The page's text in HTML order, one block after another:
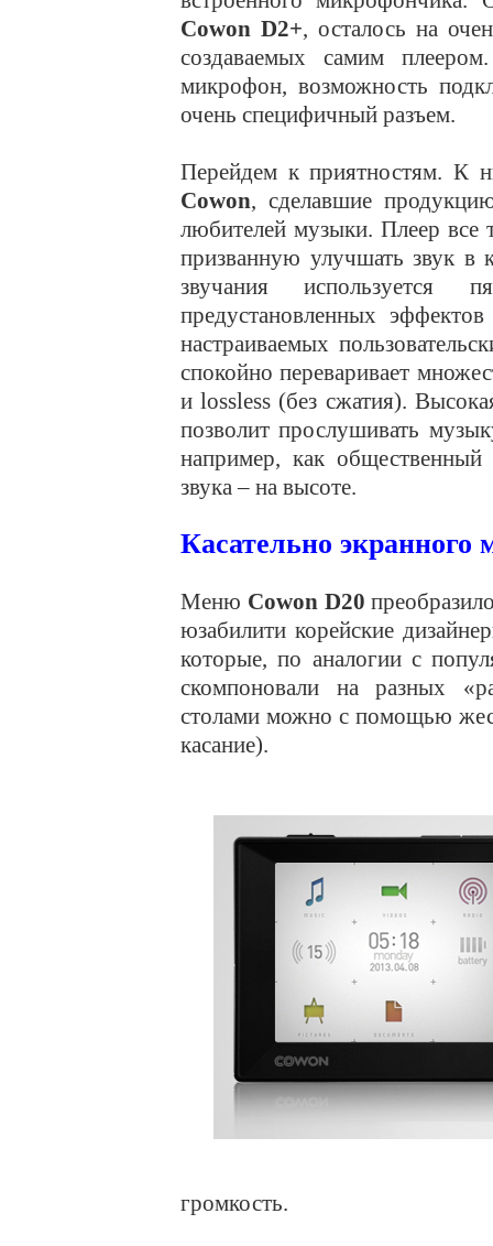
Cowon D2+, осталось на
создаваемых самим
микрофон, возможность
очень специфичный разъем.
Перейдем к приятностям. К
Cowon, сделавшие
любителей музыки. Плеер все
призванную улучшать звук в
звучания используется
предустановленных
настраиваемых
спокойно переваривает
и lossless (без сжатия).
позволит прослушивать
например, как
звука – на высоте.
Касательно экранного
Меню Cowon D20
юзабилити корейские
которые, по аналогии с
скомпоновали на разных
столами можно с помощью
касание).
громкость.